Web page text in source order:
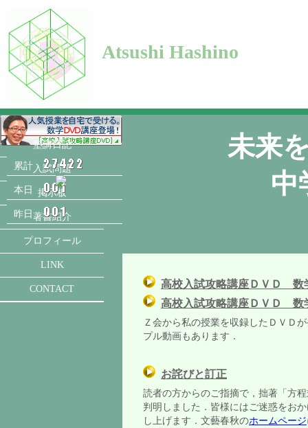
Atsushi Hashino
塾講日記
入試問題
掲示板
著書紹介
プロフィール
LINK
CONTACT
累計
本日
昨日
未来
中
高校入試攻略講座ＤＶＤ 数
高校入試攻略講座ＤＶＤ 数
Ｚ会から私の授業を収録したＤＶＤ
プル動画もあります．
お詫びと訂正
読者の方からのご指摘で，拙著「方
判明しました．皆様にはご迷惑をお
し上げます．文藝春秋のホームページ